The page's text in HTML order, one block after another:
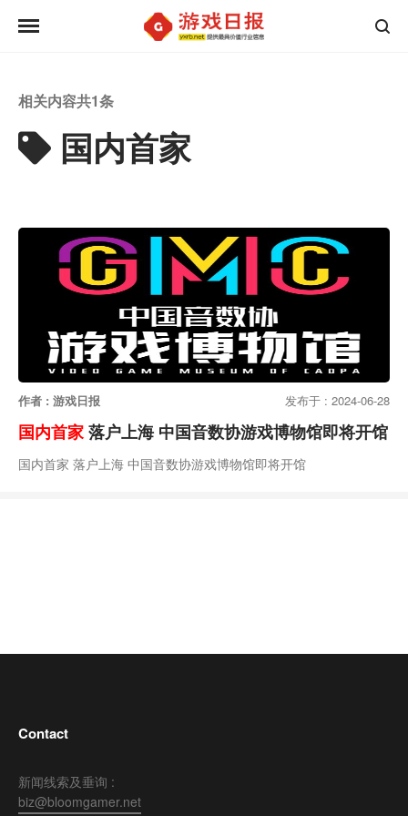
相关内容共1条
国内首家
作者 : 游戏日报 发布于 : 2024-06-28
国内首家落户上海 中国音数协游戏博物馆即将开馆
国内首家 落户上海 中国音数协游戏博物馆即将开馆
Contact
新闻线索及垂询 :
biz@bloomgamer.net